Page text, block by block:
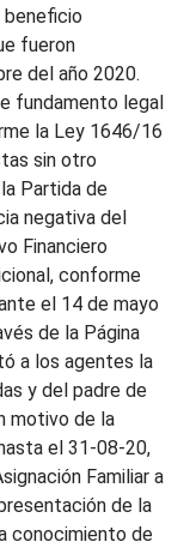
fueron
del año 2020.
fundamento legal
la Ley 1646/16
sin otro
Partida de
negativa del
Financiero
conforme
el 14 de mayo
de la Página
a los agentes la
y del padre de
motivo de la
el 31-08-20,
Familiar a
de la
conocimiento de